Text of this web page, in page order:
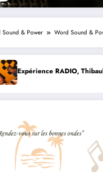
Sound & Power Word Sound &
Thibault et Lou-Anne